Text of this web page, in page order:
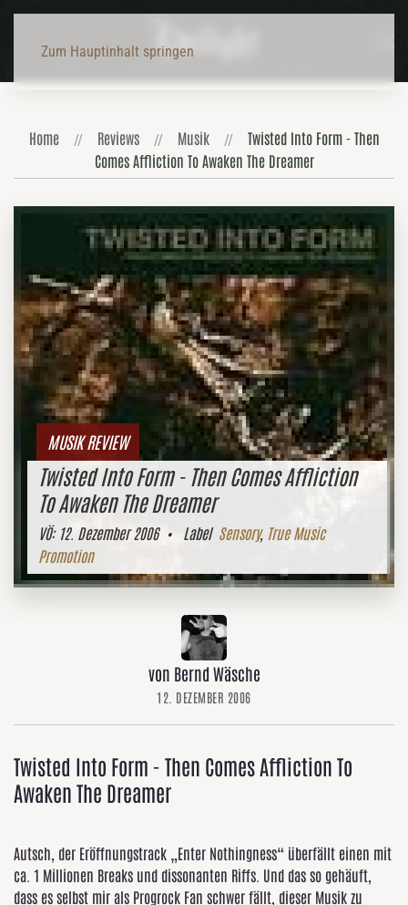
Zum Hauptinhalt springen
Home Reviews Musik
Twisted Into Form - Then
Comes Affliction To Awaken The Dreamer
MUSIK REVIEW
Twisted Into Form - Then Comes Affliction
To Awaken The Dreamer
VÖ:12. Dezember 2006• Label Sensory, True Music
Promotion
von Bernd Wäsche
12. DEZEMBER 2006
Twisted Into Form - Then Comes Affliction To
Awaken The Dreamer
Autsch, der Eröffnungstrack „Enter Nothingness“ überfällt einen mit
ca. 1 Millionen Breaks und dissonanten Riffs. Und das so gehäuft,
dass es selbst mir als Progrock Fan schwer fällt, dieser Musik zu